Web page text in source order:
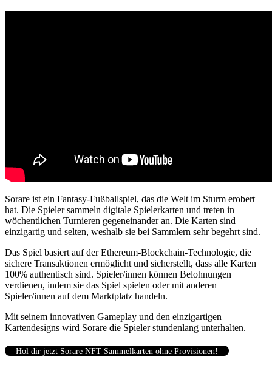
Sorare ist ein Fantasy-Fußballspiel, das die Welt im Sturm erobert
hat. Die Spieler sammeln digitale Spielerkarten und treten in
wöchentlichen Turnieren gegeneinander an. Die Karten sind
einzigartig und selten, weshalb sie bei Sammlern sehr begehrt sind.
Das Spiel basiert auf der Ethereum-Blockchain-Technologie, die
sichere Transaktionen ermöglicht und sicherstellt, dass alle Karten
100% authentisch sind. Spieler/innen können Belohnungen
verdienen, indem sie das Spiel spielen oder mit anderen
Spieler/innen auf dem Marktplatz handeln.
Mit seinem innovativen Gameplay und den einzigartigen
Kartendesigns wird Sorare die Spieler stundenlang unterhalten.
Hol dir jetzt Sorare NFT Sammelkarten ohne Provisionen!